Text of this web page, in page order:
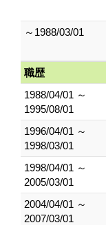
～1988/03/01
職歴
1988/04/01 ～
1995/08/01
1996/04/01 ～
1998/03/01
1998/04/01 ～
2005/03/01
2004/04/01 ～
2007/03/01